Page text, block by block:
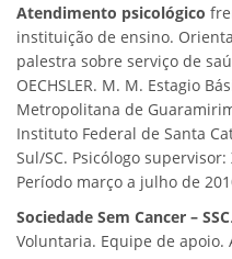
Atendimento psicológico
instituição de ensino.
palestra sobre serviço de
OECHSLER. M. M. Estagio
Metropolitana de
Instituto Federal de Santa
Sul/SC. Psicólogo
Período março a julho de
Sociedade Sem Cancer – SSC
Voluntaria. Equipe de apoio.